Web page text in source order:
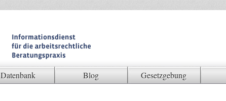
Datenbank Blog Gesetzgebung